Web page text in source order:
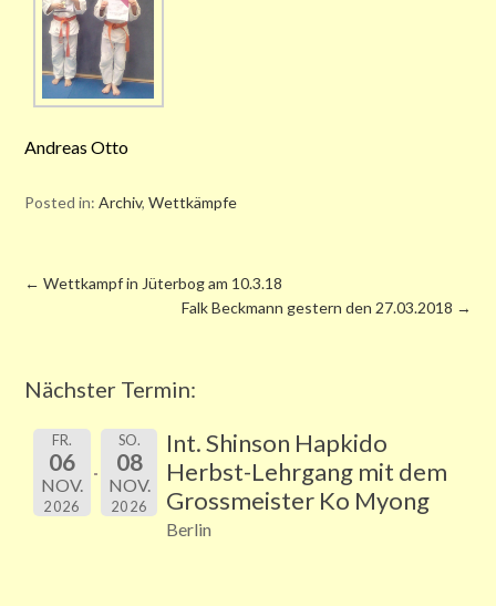
Andreas Otto
Posted in:Archiv,Wettkämpfe
← Wettkampf in Jüterbog am 10.3.18
Falk Beckmann gestern den 27.03.2018 →
Nächster Termin:
FR.
06
NOV.
2026
SO.
08
NOV.
2026
Int. Shinson Hapkido
Herbst-Lehrgang mit dem
Grossmeister Ko Myong
Berlin